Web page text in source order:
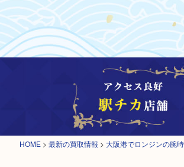
HOME > 最新の買取情報 > 大阪港でロンジンの腕